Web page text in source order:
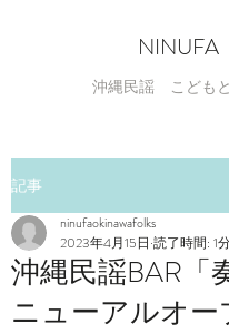
NINUFA
沖縄民謡 こども
記事
沖縄民謡BAR「
ニューアルオー
ninufaokinawafolks
2023年4月15日 読了時間: 1